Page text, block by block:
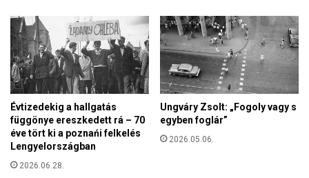
h
a
l
á
l
á
r
a
e
m
l
Évtizedekig a hallgatás
függönye ereszkedett rá – 70
éve tört ki a poznańi felkelés
Lengyelországban
2026.06.28.
Ungváry Zsolt: „Fogoly vagy s
egyben foglár”
2026.05.06.